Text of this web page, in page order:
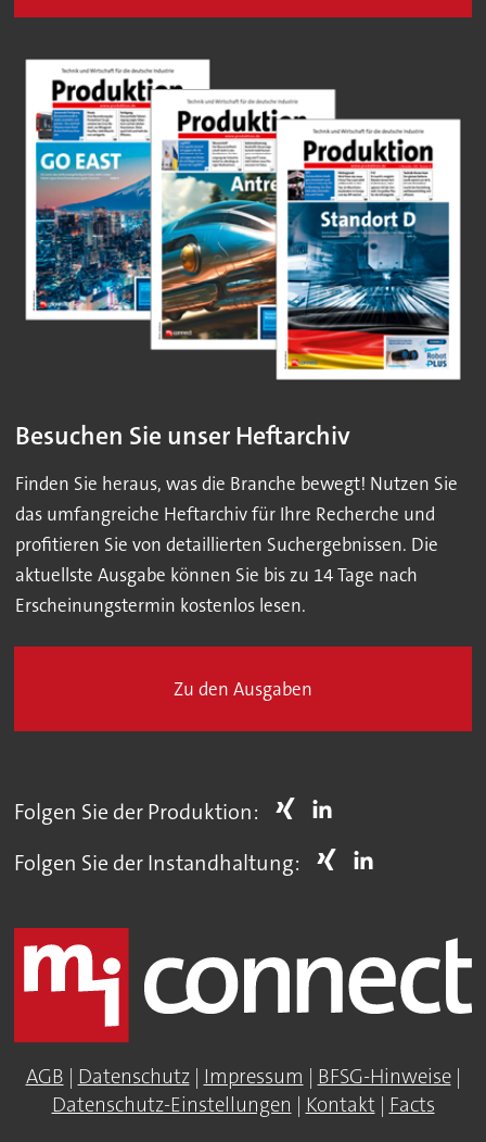
Besuchen Sie unser Heftarchiv
Finden Sie heraus, was die Branche bewegt! Nutzen Sie
das umfangreiche Heftarchiv für Ihre Recherche und
profitieren Sie von detaillierten Suchergebnissen. Die
aktuellste Ausgabe können Sie bis zu 14 Tage nach
Erscheinungstermin kostenlos lesen.
Zu den Ausgaben
Folgen Sie der Produktion:
Folgen Sie der Instandhaltung:
AGB | Datenschutz| Impressum | BFSG-Hinweise|
Datenschutz-Einstellungen | Kontakt| Facts